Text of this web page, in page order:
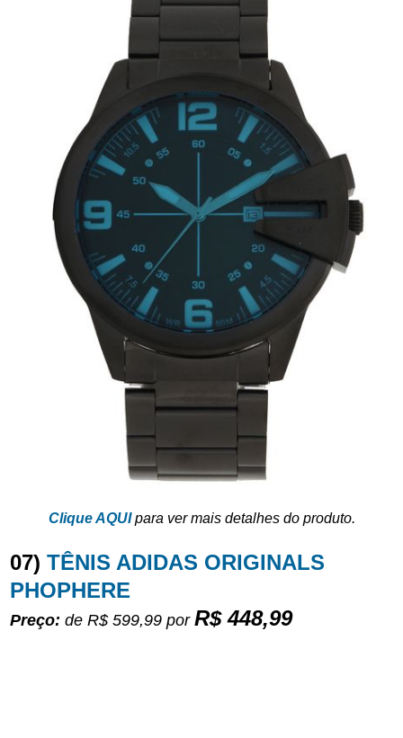
Clique AQUIpara ver mais detalhes do produto.
07) TÊNIS ADIDAS ORIGINALS
PHOPHERE
Preço: de R$ 599,99 por R$ 448,99